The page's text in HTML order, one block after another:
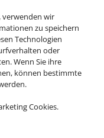
verwenden wir
zu speichern
Technologien
oder
Wenn Sie ihre
können bestimmte
Cookies.